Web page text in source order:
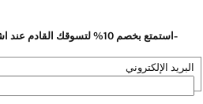
-استمتع بخصم 10% لتسوقك القادم عند اشتراكك في نشرتنا الاخبارية
البريد الإلكتروني